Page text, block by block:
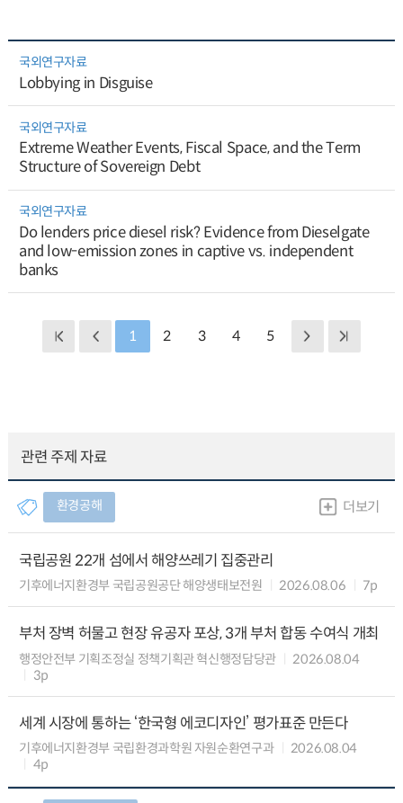
국외연구자료
Lobbying in Disguise
국외연구자료
Extreme Weather Events, Fiscal Space, and the Term
Structure of Sovereign Debt
국외연구자료
Do lenders price diesel risk? Evidence from Dieselgate
and low-emission zones in captive vs. independent
banks
1 2 3 4 5
관련 주제 자료
환경공해 더보기
국립공원 22개 섬에서 해양쓰레기 집중관리
기후에너지환경부 국립공원공단 해양생태보전원 2026.08.06 7p
부처 장벽 허물고 현장 유공자 포상, 3개 부처 합동 수여식 개최
행정안전부 기획조정실 정책기획관 혁신행정담당관
2026.08.04
3p
세계 시장에 통하는 ‘한국형 에코디자인’ 평가표준 만든다
기후에너지환경부 국립환경과학원 자원순환연구과
2026.08.04
4p